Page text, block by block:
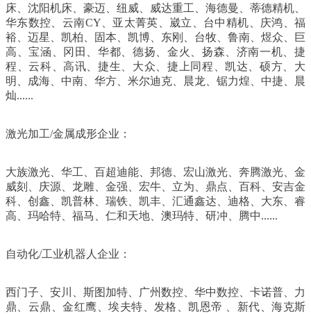
床、沈阳机床、豪迈、纽威、威达重工、海德曼、蒂德精机、
华东数控、云南CY、亚太菁英、崴立、台中精机、庆鸿、福
裕、迈星、凯柏、固本、凯博、东刚、台牧、鲁南、煜众、巨
高、宝涵、冈田、华都、德扬、金火、扬森、济南一机、捷
程、云科、高讯、捷生、大众、捷上同程、凯达、硕方、大
明、成海、中南、华方、米尔迪克、晨龙、锯力煌、中捷、晨
灿......
激光加工/金属成形企业：
大族激光、华工、百超迪能、邦德、宏山激光、奔腾激光、金
威刻、庆源、龙雕、金强、宏牛、立为、鼎点、百科、安吉金
科、创鑫、凯普林、瑞铁、凯丰、汇通鑫达、迪格、大东、睿
高、玛哈特、福马、仁和天地、澳玛特、研冲、腾中......
自动化/工业机器人企业：
西门子、安川、斯图加特、广州数控、华中数控、卡诺普、力
鼎、云鼎、金红鹰、埃夫特、发格、凯恩帝 、新代、海克斯